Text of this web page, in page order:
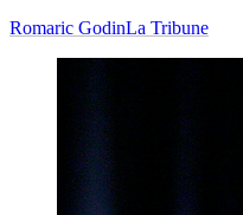
Romaric GodinLa Tribune